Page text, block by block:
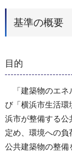
基準の概要
目的
「建築物のエネ
び「横浜市生活
浜市が整備する公
定め、環境への負
公共建築物の整備